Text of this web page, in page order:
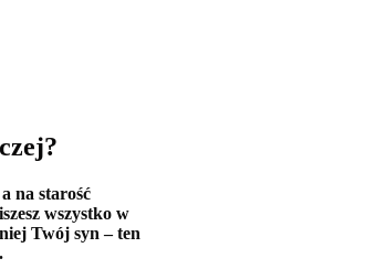
na starość
wszystko w
Twój syn – ten